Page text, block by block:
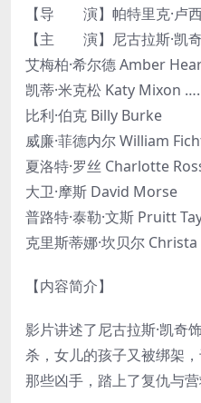
【导 演】帕特里克·卢
【主 演】尼古拉斯·凯
艾梅柏·希尔德 Amber
凯蒂·米克松 Katy Mixon
比利·伯克 Billy Burke
威廉·菲德内尔 William
夏洛特·罗丝 Charlotte
大卫·摩斯 David Morse
普路特·泰勒·文斯 Pruitt
克里斯蒂娜·坎贝尔
【内容简介】
影片讲述了尼古拉斯·凯奇
杀，女儿的孩子又被绑架
那些凶手，踏上了复仇与